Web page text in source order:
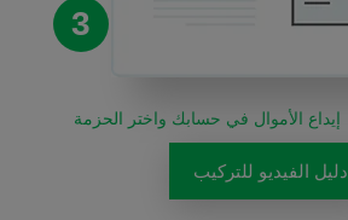
3
إيداع الأموال في حسابك واختر الحزمة
دليل الفيديو للتركيب